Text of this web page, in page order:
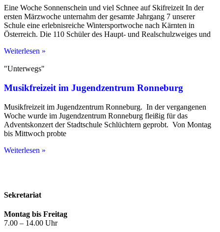
Eine Woche Sonnenschein und viel Schnee auf Skifreizeit In der
ersten Märzwoche unternahm der gesamte Jahrgang 7 unserer
Schule eine erlebnisreiche Wintersportwoche nach Kärnten in
Österreich. Die 110 Schüler des Haupt- und Realschulzweiges und
Weiterlesen »
"Unterwegs"
Musikfreizeit im Jugendzentrum Ronneburg
Musikfreizeit im Jugendzentrum Ronneburg. In der vergangenen
Woche wurde im Jugendzentrum Ronneburg fleißig für das
Adventskonzert der Stadtschule Schlüchtern geprobt. Von Montag
bis Mittwoch probte
Weiterlesen »
Sekretariat
Montag bis Freitag
7.00 – 14.00 Uhr